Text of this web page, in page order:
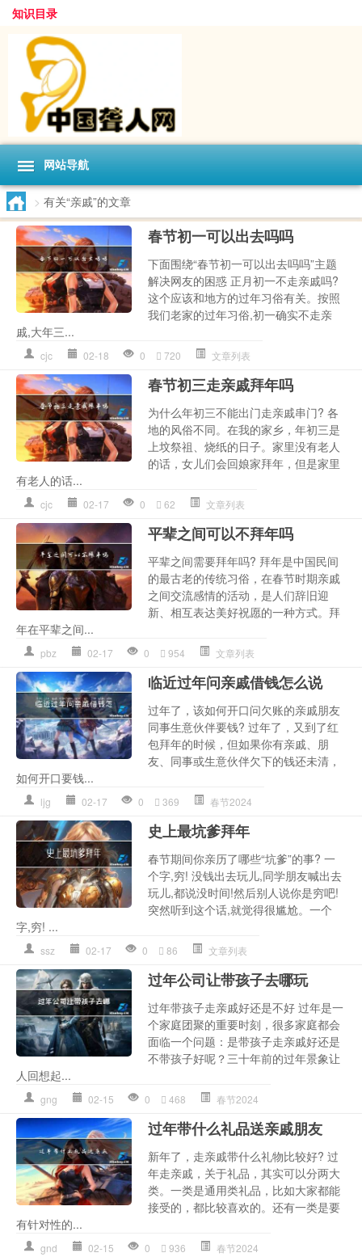
知识目录
网站导航
> 有关“亲戚”的文章
春节初一可以出去吗吗
下面围绕“春节初一可以出去吗吗”主题
解决网友的困惑 正月初一不走亲戚吗?
这个应该和地方的过年习俗有关。按照
我们老家的过年习俗,初一确实不走亲
戚,大年三...
cjc 02-18 0 720 文章列表
春节初三走亲戚拜年吗
为什么年初三不能出门走亲戚串门? 各
地的风俗不同。在我的家乡，年初三是
上坟祭祖、烧纸的日子。家里没有老人
的话，女儿们会回娘家拜年，但是家里
有老人的话...
cjc 02-17 0 62 文章列表
平辈之间可以不拜年吗
平辈之间需要拜年吗? 拜年是中国民间
的最古老的传统习俗，在春节时期亲戚
之间交流感情的活动，是人们辞旧迎
新、相互表达美好祝愿的一种方式。拜
年在平辈之间...
pbz 02-17 0 954 文章列表
临近过年问亲戚借钱怎么说
过年了，该如何开口问欠账的亲戚朋友
同事生意伙伴要钱? 过年了，又到了红
包拜年的时候，但如果你有亲戚、朋
友、同事或生意伙伴欠下的钱还未清，
如何开口要钱...
ljg 02-17 0 369 春节2024
史上最坑爹拜年
春节期间你亲历了哪些“坑爹”的事? 一
个字,穷! 没钱出去玩儿,同学朋友喊出去
玩儿,都说没时间!然后别人说你是穷吧!
突然听到这个话,就觉得很尴尬。一个
字,穷! ...
ssz 02-17 0 86 文章列表
过年公司让带孩子去哪玩
过年带孩子走亲戚好还是不好 过年是一
个家庭团聚的重要时刻，很多家庭都会
面临一个问题：是带孩子走亲戚好还是
不带孩子好呢？三十年前的过年景象让
人回想起...
gng 02-15 0 468 春节2024
过年带什么礼品送亲戚朋友
新年了，走亲戚带什么礼物比较好? 过
年走亲戚，关于礼品，其实可以分两大
类。一类是通用类礼品，比如大家都能
接受的，都比较喜欢的。还有一类是要
有针对性的...
gnd 02-15 0 936 春节2024